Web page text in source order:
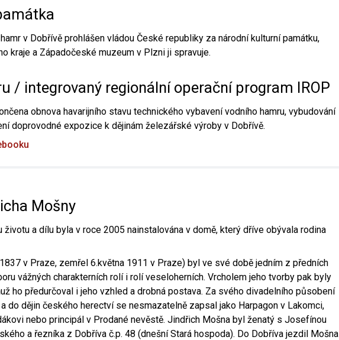
v Dobřívě prohlášen vládou České republiky za národní kulturní památku,
kraje a Západočeské muzeum v Plzni ji spravuje.
/ integrovaný regionální operační program IROP
obnova havarijního stavu technického vybavení vodního hamru, vybudování
doprovodné expozice k dějinám železářské výroby v Dobřívě.
Mošny
životu a dílu byla v roce 2005 nainstalována v domě, který dříve obývala rodina
v Praze, zemřel 6.května 1911 v Praze) byl ve své době jedním z předních
vážných charakterních rolí i rolí veseloherních. Vrcholem jeho tvorby pak byly
ho předurčoval i jeho vzhled a drobná postava. Za svého divadelního působení
do dějin českého herectví se nesmazatelně zapsal jako Harpagon v Lakomci,
nebo principál v Prodané nevěstě. Jindřich Mošna byl ženatý s Josefínou
a řezníka z Dobříva č.p. 48 (dnešní Stará hospoda). Do Dobříva jezdil Mošna